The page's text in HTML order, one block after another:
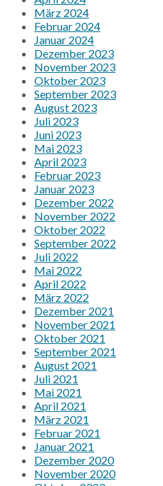
März 2024
Februar 2024
Januar 2024
Dezember 2023
November 2023
Oktober 2023
September 2023
August 2023
Juli 2023
Juni 2023
Mai 2023
April 2023
Februar 2023
Januar 2023
Dezember 2022
November 2022
Oktober 2022
September 2022
Juli 2022
Mai 2022
April 2022
März 2022
Dezember 2021
November 2021
Oktober 2021
September 2021
August 2021
Juli 2021
Mai 2021
April 2021
März 2021
Februar 2021
Januar 2021
Dezember 2020
November 2020